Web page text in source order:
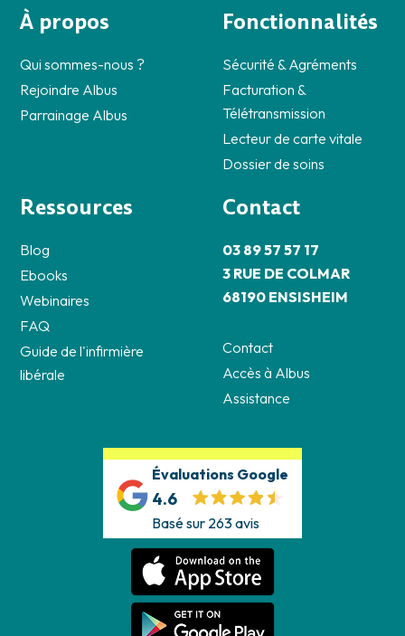
À propos
Qui sommes-nous ?
Rejoindre Albus
Parrainage Albus
Fonctionnalités
Sécurité & Agréments
Facturation &
Télétransmission
Lecteur de carte vitale
Dossier de soins
Ressources
Blog
Ebooks
Webinaires
FAQ
Guide de l'infirmière
libérale
Contact
03 89 57 57 17
3 RUE DE COLMAR
68190 ENSISHEIM
Contact
Accès à Albus
Assistance
Évaluations Google
4.6
Basé sur 263 avis